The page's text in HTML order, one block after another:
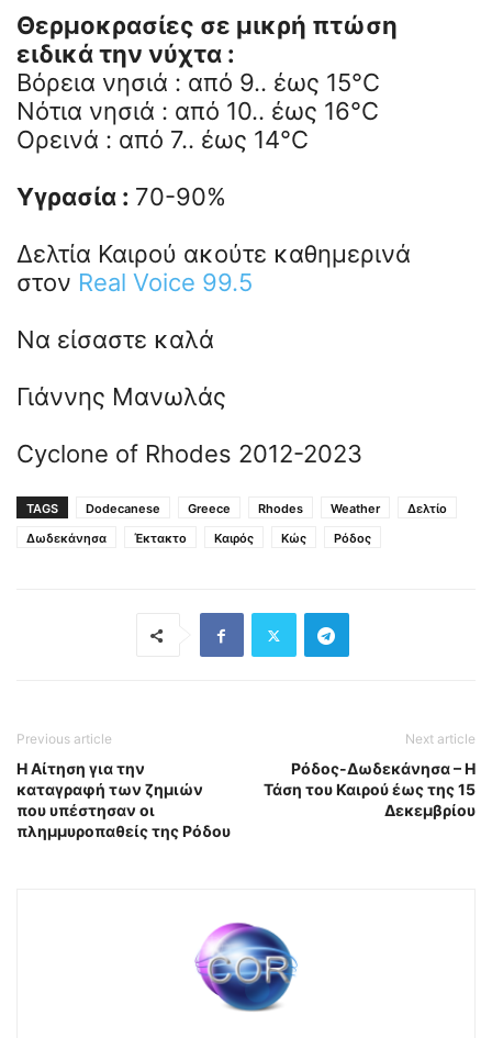
Θερμοκρασίες σε μικρή πτώση
ειδικά την νύχτα :
Βόρεια νησιά : από 9.. έως 15°C
Νότια νησιά : από 10.. έως 16°C
Ορεινά : από 7.. έως 14°C
Υγρασία : 70-90%
Δελτία Καιρού ακούτε καθημερινά
στον Real Voice 99.5
Να είσαστε καλά
Γιάννης Μανωλάς
Cyclone of Rhodes 2012-2023
TAGS Dodecanese Greece Rhodes Weather
Δελτίο
Δωδεκάνησα
Έκτακτο Καιρός Κώς Ρόδος
Previous article
Η Αίτηση για την
καταγραφή των ζημιών
που υπέστησαν οι
πλημμυροπαθείς της Ρόδου
Next article
Ρόδος-Δωδεκάνησα – Η
Τάση του Καιρού έως της 15
Δεκεμβρίου